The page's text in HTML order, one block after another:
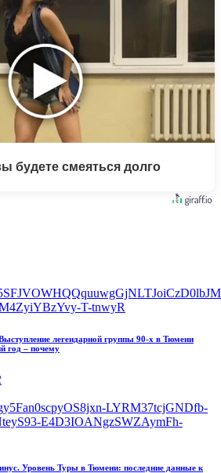
будете смеяться долго
легендарной группы 90‑х в Тюмени
год – почему
Уровень Туры в Тюмени: последние данные к